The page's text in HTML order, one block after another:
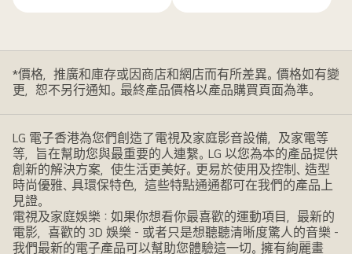
*價格，推廣和庫存或因商店和網店而有所差異。價格如有變
更，恕不另行通知。最終產品價格以產品購買頁面為準。
LG 電子香港為您們創造了電視及家庭影音設備，及家電等
等，旨在幫助您與最重要的人連繫。LG 以您為本的產品提供
創新的解決方案，使生活更美好。更易於使用及控制、造型
時尚優雅、具環保特色，這些特點通通都可在我們的產品上
見證。
電視及家庭娛樂：如果你想看你最喜歡的運動項目，最新的
電影，喜歡的 3D 娛樂 - 或者只是想聽聽清晰度驚人的音樂 -
我們最新的電子產品可以幫助您體驗這一切。擁有絢麗畫